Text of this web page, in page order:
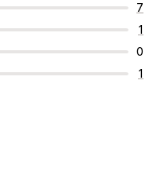
7
1
0
1